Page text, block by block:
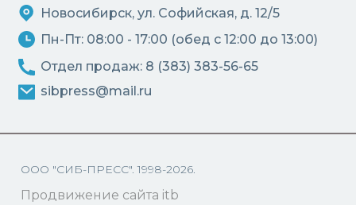
Новосибирск, ул. Софийская, д. 12/5
Пн-Пт: 08:00 - 17:00 (обед с 12:00 до 13:00)
Отдел продаж: 8 (383) 383-56-65
sibpress@mail.ru
ООО "СИБ-ПРЕСС". 1998-2026.
Продвижение сайта itb